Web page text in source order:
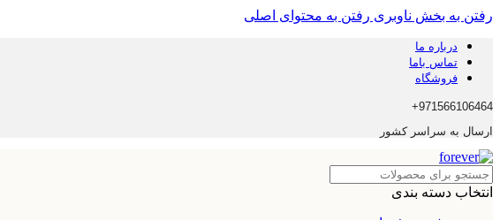
رفتن به بخش ناوبری رفتن به محتوای اصلی
درباره ما
تماس باما
فروشگاه
971566106464+
ارسال به سراسر کشور
انتخاب دسته بندی